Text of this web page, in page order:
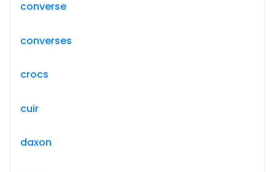
converse
converses
crocs
cuir
daxon